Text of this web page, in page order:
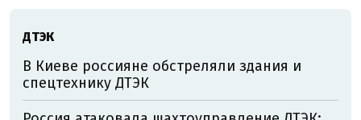
ДТЭК
В Киеве россияне обстреляли здания и
спецтехнику ДТЭК